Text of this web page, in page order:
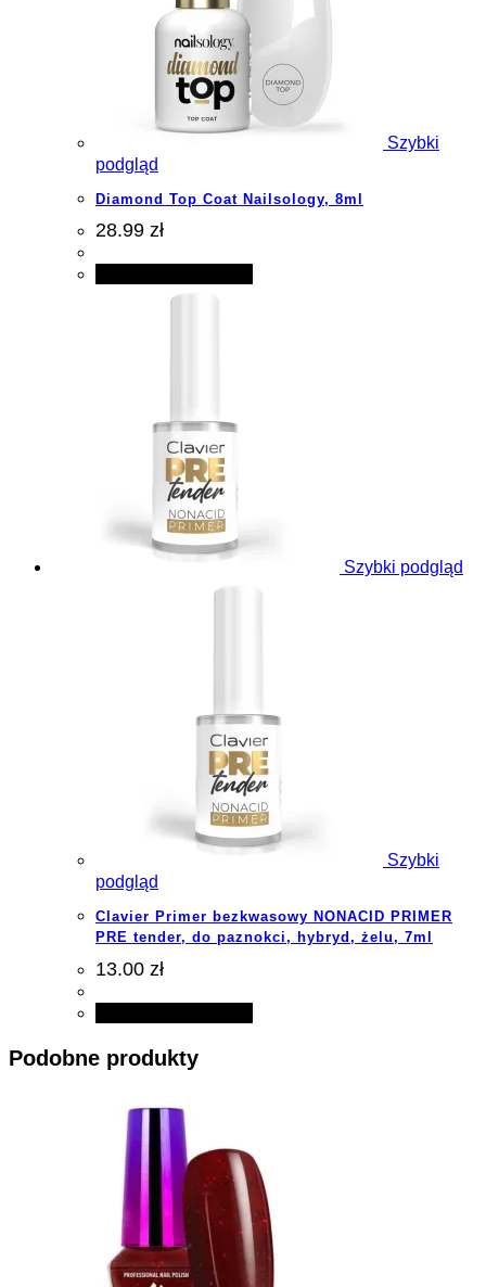
Szybki
podgląd
Diamond Top Coat Nailsology, 8ml
28.99 zł
Szybki podgląd
Szybki
podgląd
Clavier Primer bezkwasowy NONACID PRIMER
PRE tender, do paznokci, hybryd, żelu, 7ml
13.00 zł
Podobne produkty